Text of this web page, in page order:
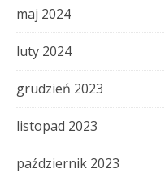
maj 2024
luty 2024
grudzień 2023
listopad 2023
październik 2023